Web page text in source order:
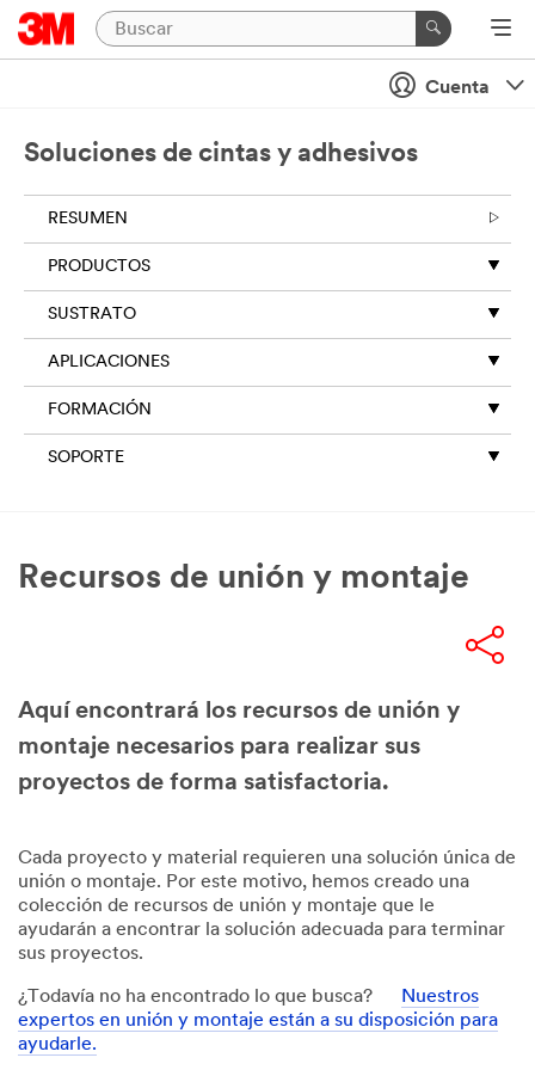
cerrar
este
puede
ser
contactado
por
correo
electrónico
o
por
teléfono
por
un
representante
uno
autorizados
con
quienes
podríamos
compartir
personal
de
acuerdo
con
la
política
privacidad
de
Cuenta
Soluciones de cintas y adhesivos
RESUMEN
PRODUCTOS
SUSTRATO
APLICACIONES
FORMACIÓN
SOPORTE
Recursos de unión y montaje
Aquí encontrará los recursos de unión y
montaje necesarios para realizar sus
proyectos de forma satisfactoria.
Cada proyecto y material requieren una solución única de
unión o montaje. Por este motivo, hemos creado una
colección de recursos de unión y montaje que le
ayudarán a encontrar la solución adecuada para terminar
sus proyectos.
¿Todavía no ha encontrado lo que busca?
Nuestros
expertos en unión y montaje están a su disposición para
ayudarle.